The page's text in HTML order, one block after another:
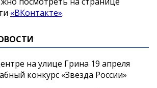
«ВКонтакте».
на улице Грина 19 апреля
конкурс «Звезда России»